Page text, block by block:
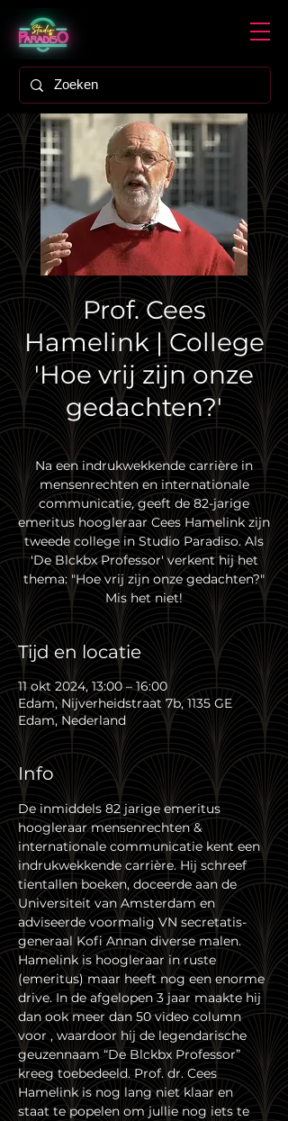
Prof. Cees
Hamelink | College
'Hoe vrij zijn onze
gedachten?'
Na een indrukwekkende carrière in
mensenrechten en internationale
communicatie, geeft de 82-jarige
emeritus hoogleraar Cees Hamelink zijn
tweede college in Studio Paradiso. Als
'De Blckbx Professor' verkent hij het
thema: "Hoe vrij zijn onze gedachten?"
Mis het niet!
Tijd en locatie
11 okt 2024, 13:00 – 16:00
Edam, Nijverheidstraat 7b, 1135 GE
Edam, Nederland
Info
De inmiddels 82 jarige emeritus
hoogleraar mensenrechten &
internationale communicatie kent een
indrukwekkende carrière. Hij schreef
tientallen boeken, doceerde aan de
Universiteit van Amsterdam en
adviseerde voormalig VN secretatis-
generaal Kofi Annan diverse malen.
Hamelink is hoogleraar in ruste
(emeritus) maar heeft nog een enorme
drive. In de afgelopen 3 jaar maakte hij
dan ook meer dan 50 video column
voor , waardoor hij de legendarische
geuzennaam “De Blckbx Professor”
kreeg toebedeeld. Prof. dr. Cees
Hamelink is nog lang niet klaar en
staat te popelen om jullie nog iets te